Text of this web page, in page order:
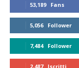
53,189 Fans
5,056 Follower
7,484 Follower
2,487 Iscritti